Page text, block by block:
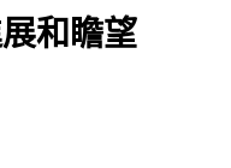
和瞻望